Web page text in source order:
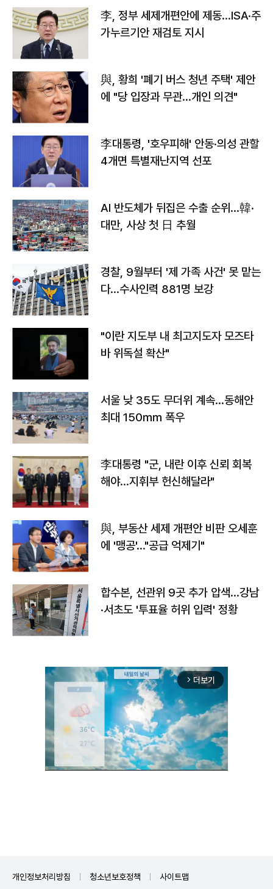
李, 정부 세제개편안에 제동…ISA·주
가누르기안 재검토 지시
與, 황희 '폐기 버스 청년 주택' 제안
에 "당 입장과 무관…개인 의견"
李대통령, '호우피해' 안동·의성 관할
4개면 특별재난지역 선포
AI 반도체가 뒤집은 수출 순위…韓·
대만, 사상 첫 日 추월
경찰, 9월부터 '제 가족 사건' 못 맡는
다…수사인력 881명 보강
"이란 지도부 내 최고지도자 모즈타
바 위독설 확산"
서울 낮 35도 무더위 계속…동해안
최대 150㎜ 폭우
李대통령 "군, 내란 이후 신뢰 회복
해야…지휘부 헌신해달라"
與, 부동산 세제 개편안 비판 오세훈
에 '맹공'…"공급 억제기"
합수본, 선관위 9곳 추가 압색…강남
·서초도 '투표율 허위 입력' 정황
arrow_forward_ios 더보기
개인정보처리방침 청소년보호정책 사이트맵